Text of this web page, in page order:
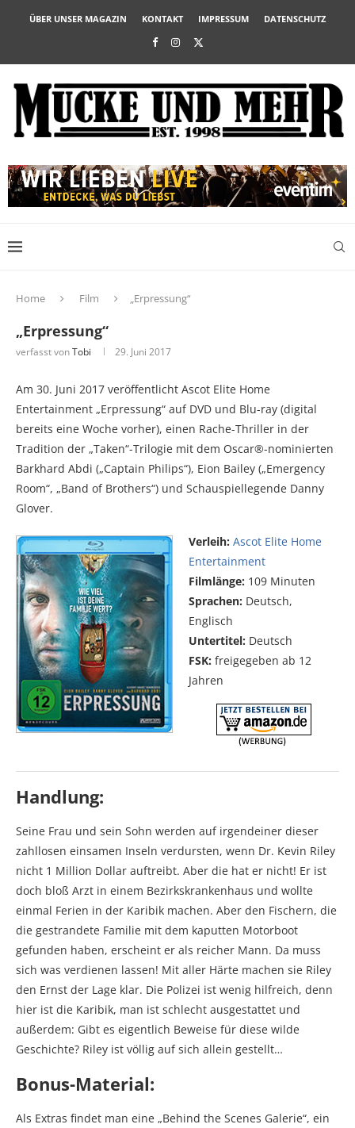
ÜBER UNSER MAGAZIN KONTAKT IMPRESSUM DATENSCHUTZ
Home Film „Erpressung“
„Erpressung“
verfasst vonTobi 29. Juni 2017
Am 30. Juni 2017 veröffentlicht Ascot Elite Home
Entertainment „Erpressung“ auf DVD und Blu-ray (digital
bereits eine Woche vorher), einen Rache-Thriller in der
Tradition der „Taken“-Trilogie mit dem Oscar®-nominierten
Barkhard Abdi („Captain Philips“), Eion Bailey („Emergency
Room“, „Band of Brothers“) und Schauspiellegende Danny
Glover.
Verleih: Ascot Elite Home
Entertainment
Filmlänge: 109 Minuten
Sprachen: Deutsch,
Englisch
Untertitel: Deutsch
FSK: freigegeben ab 12
Jahren
Handlung:
Seine Frau und sein Sohn werden auf irgendeiner dieser
zahllosen einsamen Inseln verdursten, wenn Dr. Kevin Riley
nicht 1 Million Dollar auftreibt. Aber die hat er nicht! Er ist
doch bloß Arzt in einem Bezirkskrankenhaus und wollte
einmal Ferien in der Karibik machen. Aber den Fischern, die
die gestrandete Familie mit dem kaputten Motorboot
gefunden haben, erscheint er als reicher Mann. Da muss
sich was verdienen lassen! Mit aller Härte machen sie Riley
den Ernst der Lage klar. Die Polizei ist wenig hilfreich, denn
hier ist die Karibik, man ist schlecht ausgestattet und
außerdem: Gibt es eigentlich Beweise für diese wilde
Geschichte? Riley ist völlig auf sich allein gestellt…
Bonus-Material:
Als Extras findet man eine „Behind the Scenes Galerie“, ein